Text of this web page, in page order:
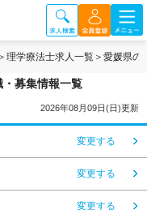
理学療法士求人一覧 愛媛県の
募集情報一覧
2026年08月09日(日)更新
変更する
変更する
変更する